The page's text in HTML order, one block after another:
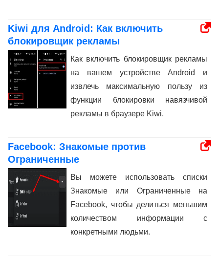
Kiwi для Android: Как включить
блокировщик рекламы
Как включить блокировщик рекламы
на вашем устройстве Android и
извлечь максимальную пользу из
функции блокировки навязчивой
рекламы в браузере Kiwi.
Facebook: Знакомые против
Ограниченные
Вы можете использовать списки
Знакомые или Ограниченные на
Facebook, чтобы делиться меньшим
количеством информации с
конкретными людьми.